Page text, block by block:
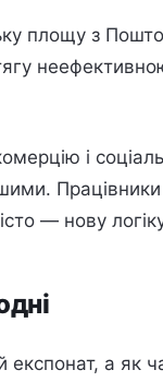
площу з
тягу
і
— нову
а як